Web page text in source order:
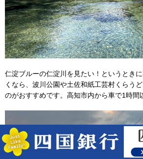
仁淀ブルーの仁淀川を見たい！というとき
くなら、波川公園や土佐和紙工芸村くらう
のがおすすめです。高知市内から車で1時間